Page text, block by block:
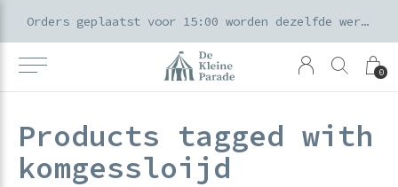
0
Orders geplaatst voor 15:00 worden dezelfde werkdag verzonden
Products tagged with
komgessloijd